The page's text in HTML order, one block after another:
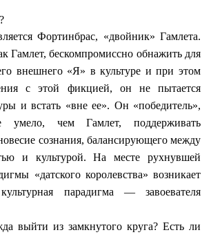
Фортинбрас, «двойник» Гамлета.
Гамлет, бескомпромиссно обнажить для
внешнего «Я» в культуре и при этом
с этой фикцией, он не пытается
и встать «вне ее». Он «победитель»,
умело, чем Гамлет, поддерживать
сознания, балансирующего между
и культурой. На месте рухнувшей
«датского королевства» возникает
парадигма — завоевателя
выйти из замкнутого круга? Есть ли